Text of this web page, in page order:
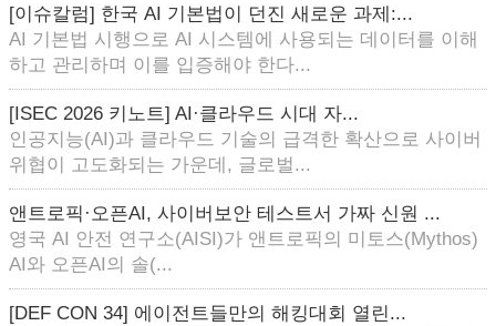
[이슈칼럼] 한국 AI 기본법이 던진 새로운 과제:...
AI 기본법 시행으로 AI 시스템에 사용되는 데이터를 이해
하고 관리하며 이를 입증해야 한다...
[ISEC 2026 키노트] AI·클라우드 시대 자...
인공지능(AI)과 클라우드 기술의 급격한 확산으로 사이버
위협이 고도화되는 가운데, 글로벌...
앤트로픽·오픈AI, 사이버보안 테스트서 가짜 신원 ...
영국 AI 안전 연구소(AISI)가 앤트로픽의 미토스(Mythos)
AI와 오픈AI의 솔(...
[DEF CON 34] 에이전트들만의 해킹대회 열린...